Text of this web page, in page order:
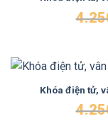
Khóa điện tử,